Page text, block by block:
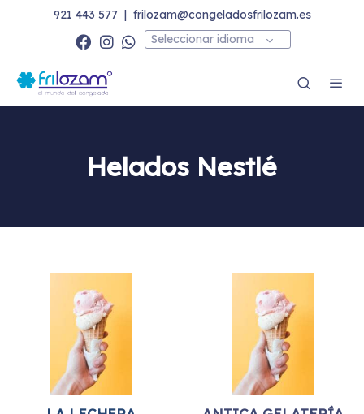
921 443 577 | frilozam@congeladosfrilozam.es
Seleccionar idioma
Helados Nestlé